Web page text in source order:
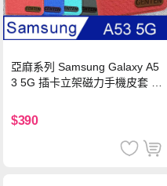
亞麻系列 Samsung Galaxy A5
3 5G 插卡立架磁力手機皮套 藍
$390